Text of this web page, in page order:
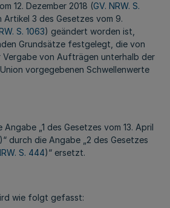
12. Dezember 2018 (GV. NRW. S.
3 des Gesetzes vom 9.
S. 1063) geändert worden ist,
Grundsätze festgelegt, die von
Vergabe von Aufträgen unterhalb der
vorgegebenen Schwellenwerte
Angabe „1 des Gesetzes vom 13. April
)“ durch die Angabe „2 des Gesetzes
S. 444)“ ersetzt.
wie folgt gefasst: